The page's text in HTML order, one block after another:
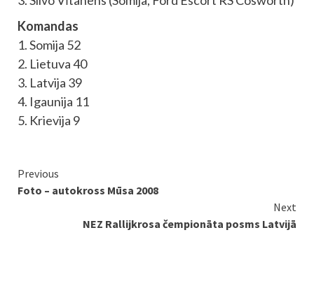
Komandas
1. Somija 52
2. Lietuva 40
3. Latvija 39
4. Igaunija 11
5. Krievija 9
Continue
Reading
Previous
Foto – autokross Mūsa 2008
Next
NEZ Rallijkrosa čempionāta posms Latvijā